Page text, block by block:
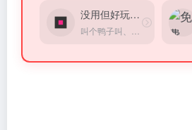
没用但好玩的小游戏